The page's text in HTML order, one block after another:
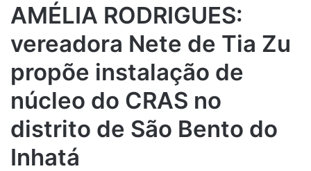
AMÉLIA RODRIGUES:
vereadora Nete de Tia Zu
propõe instalação de
núcleo do CRAS no
distrito de São Bento do
Inhatá